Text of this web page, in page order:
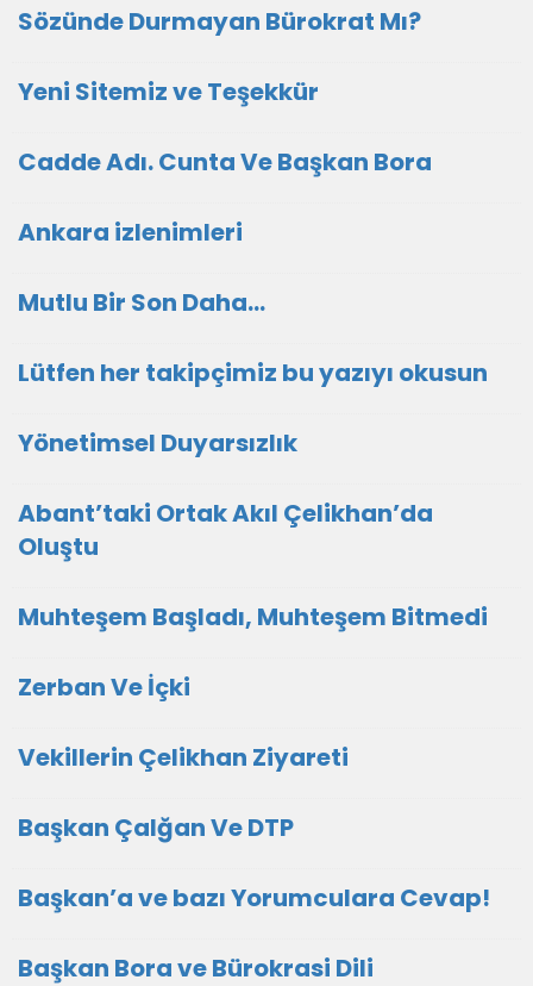
Sözünde Durmayan Bürokrat Mı?
Yeni Sitemiz ve Teşekkür
Cadde Adı. Cunta Ve Başkan Bora
Ankara izlenimleri
Mutlu Bir Son Daha…
Lütfen her takipçimiz bu yazıyı okusun
Yönetimsel Duyarsızlık
Abant’taki Ortak Akıl Çelikhan’da
Oluştu
Muhteşem Başladı, Muhteşem Bitmedi
Zerban Ve İçki
Vekillerin Çelikhan Ziyareti
Başkan Çalğan Ve DTP
Başkan’a ve bazı Yorumculara Cevap!
Başkan Bora ve Bürokrasi Dili